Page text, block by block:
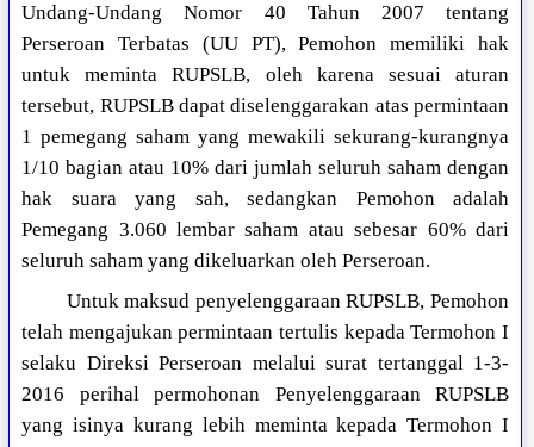
Undang-Undang Nomor 40 Tahun 2007 tentang
Perseroan Terbatas (UU PT), Pemohon memiliki hak
untuk meminta RUPSLB, oleh karena sesuai aturan
tersebut, RUPSLB dapat diselenggarakan atas permintaan
1 pemegang saham yang mewakili sekurang-kurangnya
1/10 bagian atau 10% dari jumlah seluruh saham dengan
hak suara yang sah, sedangkan Pemohon adalah
Pemegang 3.060 lembar saham atau sebesar 60% dari
seluruh saham yang dikeluarkan oleh Perseroan.
Untuk maksud penyelenggaraan RUPSLB, Pemohon
telah mengajukan permintaan tertulis kepada Termohon I
selaku Direksi Perseroan melalui surat tertanggal 1-3-
2016 perihal permohonan Penyelenggaraan RUPSLB
yang isinya kurang lebih meminta kepada Termohon I